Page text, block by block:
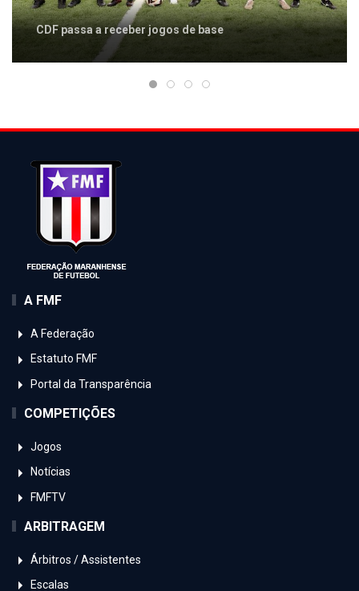
CDF passa a receber jogos de base
A FMF
A Federação
Estatuto FMF
Portal da Transparência
COMPETIÇÕES
Jogos
Notícias
FMFTV
ARBITRAGEM
Árbitros / Assistentes
Escalas